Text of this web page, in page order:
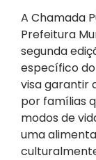
A Chamada
Prefeitura
segunda
específico do
visa garantir
por famílias
modos de
uma